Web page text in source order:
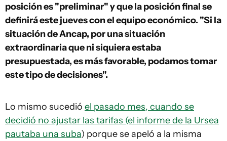
posición es "preliminar" y que la posición final se
definirá este jueves con el equipo económico. "Si la
situación de Ancap, por una situación
extraordinaria que ni siquiera estaba
presupuestada, es más favorable, podamos tomar
este tipo de decisiones".
Lo mismo sucedió el pasado mes, cuando se
decidió no ajustar las tarifas (el informe de la Ursea
pautaba una suba) porque se apeló a la misma